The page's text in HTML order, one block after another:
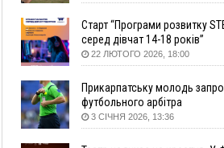
14:31
«Багато питань буде знято». На
слуханнях в Яремче обговорили,
питання джипінгу в Карпатах
13:54
5 «тихих» хвороб, які виявляє
13:30
ФОТО На Надрічній тривають
приготування до нового руху
12:57
У Франківську зафіксували
Старт “Програми розвитку
серед дівчат 14-18 років”
22 ЛЮТОГО 2026, 18:00
Прикарпатську молодь
футбольного арбітра
3 СІЧНЯ 2026, 13:36